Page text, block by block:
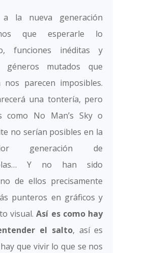
a la nueva generación
que esperarle lo
funciones inéditas y
géneros mutados que
nos parecen imposibles.
una tontería, pero
como No Man’s Sky o
no serían posibles en la
generación de
Y no han sido
de ellos precisamente
punteros en gráficos y
visual.Así es como hay
el salto, así es
que vivir lo que se nos